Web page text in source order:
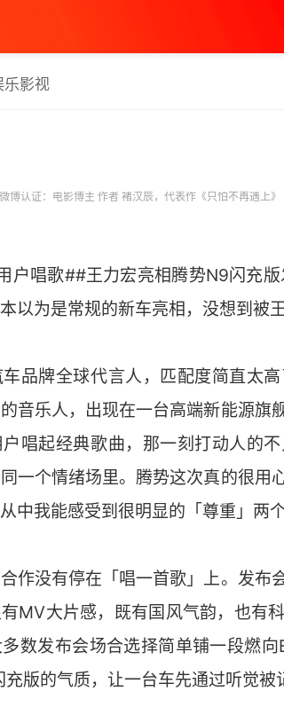
乐影视
微博认证：电影博主 作者 褚汉辰，代表作《只怕不再遇上》
户唱歌##王力宏亮相腾势N9闪充
以为是常规的新车亮相，没想到被
品牌全球代言人，匹配度简直太
音乐人，出现在一台高端新能源旗
唱起经典歌曲，那一刻打动人的
一个情绪场里。腾势这次真的很用
中我能感受到很明显的「尊重」两个
作没有停在「唱一首歌」上。发布
MV大片感，既有国风气韵，也有
数发布会场合选择简单铺一段燃
版的气质，让一台车先通过听觉被